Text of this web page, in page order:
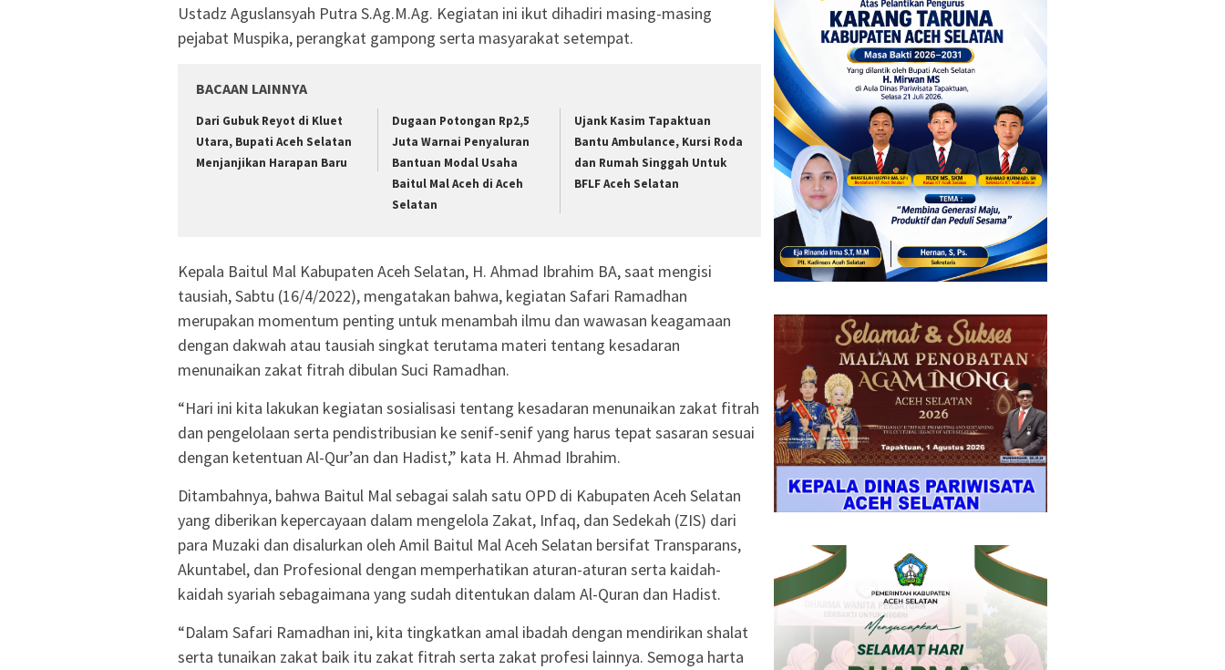
Ustadz Aguslansyah Putra S.Ag.M.Ag. Kegiatan ini ikut dihadiri masing-masing
pejabat Muspika, perangkat gampong serta masyarakat setempat.
BACAAN LAINNYA
Dari Gubuk Reyot di Kluet
Utara, Bupati Aceh Selatan
Menjanjikan Harapan Baru
Dugaan Potongan Rp2,5
Juta Warnai Penyaluran
Bantuan Modal Usaha
Baitul Mal Aceh di Aceh
Selatan
Ujank Kasim Tapaktuan
Bantu Ambulance, Kursi Roda
dan Rumah Singgah Untuk
BFLF Aceh Selatan
Kepala Baitul Mal Kabupaten Aceh Selatan, H. Ahmad Ibrahim BA, saat mengisi
tausiah, Sabtu (16/4/2022), mengatakan bahwa, kegiatan Safari Ramadhan
merupakan momentum penting untuk menambah ilmu dan wawasan keagamaan
dengan dakwah atau tausiah singkat terutama materi tentang kesadaran
menunaikan zakat fitrah dibulan Suci Ramadhan.
“Hari ini kita lakukan kegiatan sosialisasi tentang kesadaran menunaikan zakat fitrah
dan pengelolaan serta pendistribusian ke senif-senif yang harus tepat sasaran sesuai
dengan ketentuan Al-Qur’an dan Hadist,” kata H. Ahmad Ibrahim.
Ditambahnya, bahwa Baitul Mal sebagai salah satu OPD di Kabupaten Aceh Selatan
yang diberikan kepercayaan dalam mengelola Zakat, Infaq, dan Sedekah (ZIS) dari
para Muzaki dan disalurkan oleh Amil Baitul Mal Aceh Selatan bersifat Transparans,
Akuntabel, dan Profesional dengan memperhatikan aturan-aturan serta kaidah-
kaidah syariah sebagaimana yang sudah ditentukan dalam Al-Quran dan Hadist.
“Dalam Safari Ramadhan ini, kita tingkatkan amal ibadah dengan mendirikan shalat
serta tunaikan zakat baik itu zakat fitrah serta zakat profesi lainnya. Semoga harta